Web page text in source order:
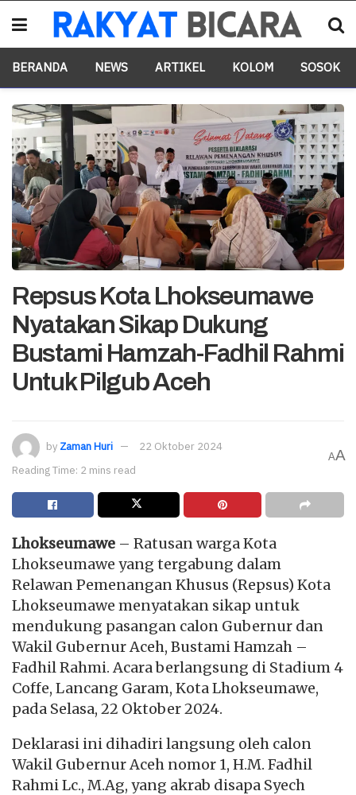
BERANDA NEWS ARTIKEL KOLOM SOSOK
Repsus Kota Lhokseumawe
Nyatakan Sikap Dukung
Bustami Hamzah-Fadhil Rahmi
Untuk Pilgub Aceh
by Zaman Huri
22 Oktober 2024
Reading Time: 2 mins read
AA
Lhokseumawe – Ratusan warga Kota
Lhokseumawe yang tergabung dalam
Relawan Pemenangan Khusus (Repsus) Kota
Lhokseumawe menyatakan sikap untuk
mendukung pasangan calon Gubernur dan
Wakil Gubernur Aceh, Bustami Hamzah –
Fadhil Rahmi. Acara berlangsung di Stadium 4
Coffe, Lancang Garam, Kota Lhokseumawe,
pada Selasa, 22 Oktober 2024.
Deklarasi ini dihadiri langsung oleh calon
Wakil Gubernur Aceh nomor 1, H.M. Fadhil
Rahmi Lc., M.Ag, yang akrab disapa Syech